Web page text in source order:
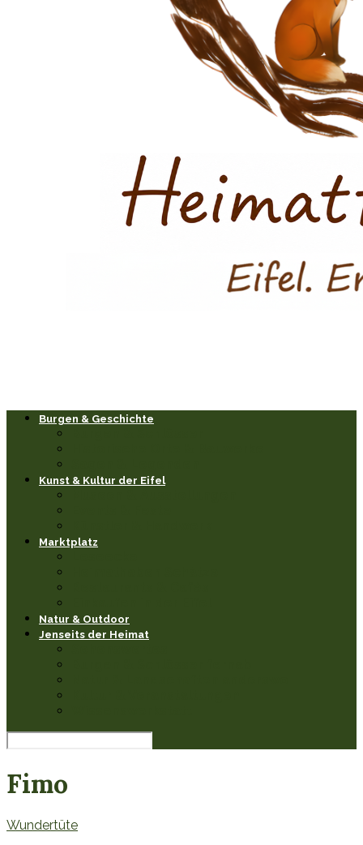
Burgen & Geschichte
Kunst & Kultur der Eifel
Marktplatz
Natur & Outdoor
Jenseits der Heimat
Fimo
Wundertüte